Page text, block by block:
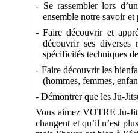
- Se rassembler lors
ensemble notre savoir et
- Faire découvrir et
découvrir ses diverses
spécificités techniques
- Faire découvrir les
(hommes, femmes,
- Démontrer que les Ju-
Vous aimez VOTRE Ju-
changent et qu’il n’est